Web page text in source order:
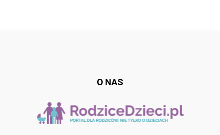
O NAS